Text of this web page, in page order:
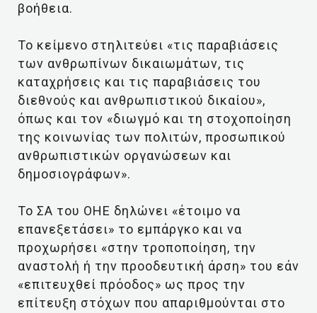
βοήθεια.
Το κείμενο στηλιτεύει «τις παραβιάσεις
των ανθρωπίνων δικαιωμάτων, τις
καταχρήσεις και τις παραβιάσεις του
διεθνούς και ανθρωπιστικού δικαίου»,
όπως και τον «διωγμό και τη στοχοποίηση
της κοινωνίας των πολιτών, προσωπικού
ανθρωπιστικών οργανώσεων και
δημοσιογράφων».
Το ΣΑ του ΟΗΕ δηλώνει «έτοιμο να
επανεξετάσει» το εμπάργκο και να
προχωρήσει «στην τροποποίηση, την
αναστολή ή την προοδευτική άρση» του εάν
«επιτευχθεί πρόοδος» ως προς την
επίτευξη στόχων που απαριθμούνται στο